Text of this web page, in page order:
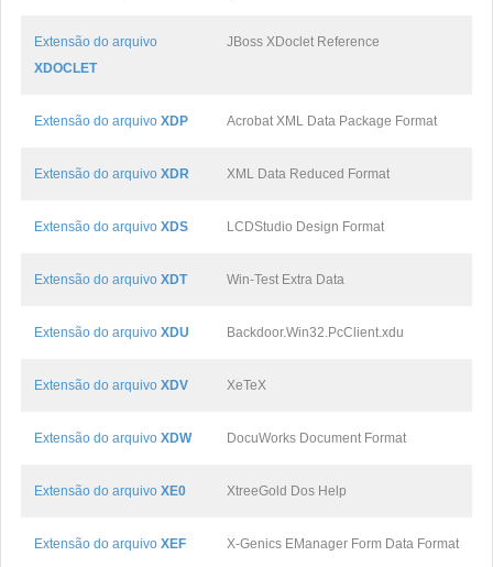
Extensão do arquivo
XDOCLET
JBoss XDoclet Reference
Extensão do arquivo XDP Acrobat XML Data Package Format
Extensão do arquivo XDR XML Data Reduced Format
Extensão do arquivo XDS LCDStudio Design Format
Extensão do arquivo XDT Win-Test Extra Data
Extensão do arquivo XDU Backdoor.Win32.PcClient.xdu
Extensão do arquivo XDV XeTeX
Extensão do arquivo XDW DocuWorks Document Format
Extensão do arquivo XE0 XtreeGold Dos Help
Extensão do arquivo XEF X-Genics EManager Form Data Format